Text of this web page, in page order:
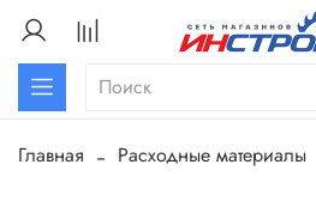
Главная Расходные материалы